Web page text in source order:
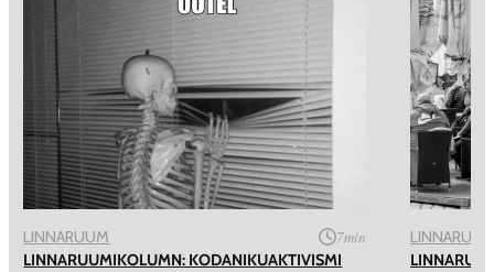
LINNARUUM 7min
LINNARUUMIKOLUMN: KODANIKUAKTIVISMI